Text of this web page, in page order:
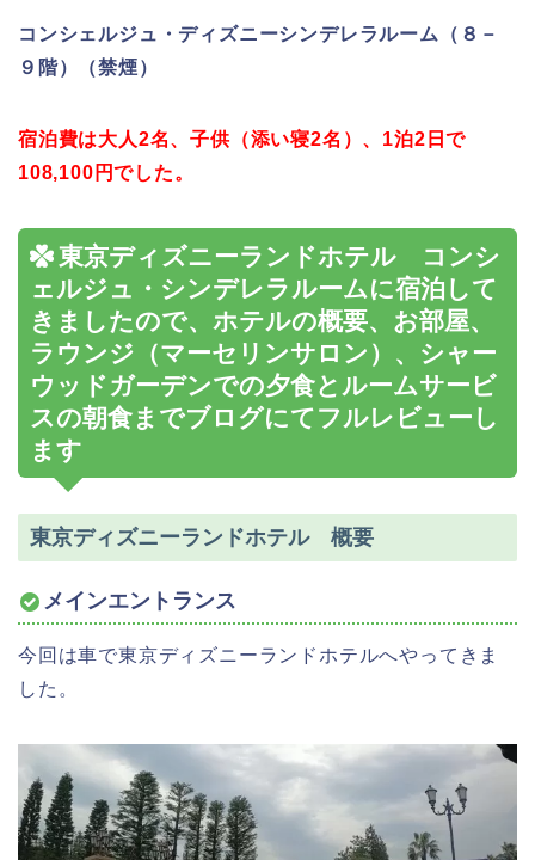
コンシェルジュ・ディズニーシンデレラルーム（８－
９階）（禁煙）
宿泊費は大人2名、子供（添い寝2名）、1泊2日で
108,100 円でした。
東京ディズニーランドホテル コンシ
ェルジュ・シンデレラルームに宿泊して
きましたので、ホテルの概要、お部屋、
ラウンジ（マーセリンサロン）、シャー
ウッドガーデンでの夕食とルームサービ
スの朝食までブログにてフルレビューし
ます
東京ディズニーランドホテル 概要
メインエントランス
今回は車で東京ディズニーランドホテルへやってきま
した。